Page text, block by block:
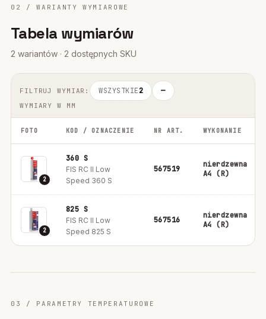
02 / WARIANTY WYMIAROWE
Tabela wymiarów
2 wariantów · 2 dostępnych SKU
FILTRUJ WYMIAR: WSZYSTKIE2 —
WYMIARY W MM
FOTO KOD / OZNACZENIE NR ART. WYKONANIE
2
360 S
FIS RC II Low
Speed 360 S
567519
nierdzewna
A4 (R)
2
825 S
FIS RC II Low
Speed 825 S
567516
nierdzewna
A4 (R)
03 / PARAMETRY TEMPERATUROWE